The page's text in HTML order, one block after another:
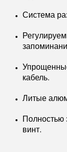
Система
кабель.
Литые
Полностью
винт.